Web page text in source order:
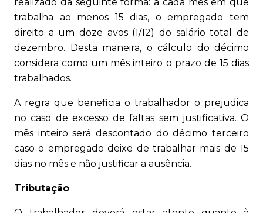
realizado da seguinte forma: a cada mês em que
trabalha ao menos 15 dias, o empregado tem
direito a um doze avos (1/12) do salário total de
dezembro. Desta maneira, o cálculo do décimo
considera como um mês inteiro o prazo de 15 dias
trabalhados.
A regra que beneficia o trabalhador o prejudica
no caso de excesso de faltas sem justificativa. O
mês inteiro será descontado do décimo terceiro
caso o empregado deixe de trabalhar mais de 15
dias no mês e não justificar a ausência.
Tributação